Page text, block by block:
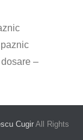
–
CugirAll Rights